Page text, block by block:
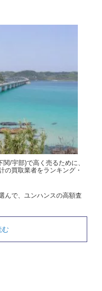
/宇部)で高く売るために、
の買取業者をランキング・
んで、ユンハンスの高額査
む